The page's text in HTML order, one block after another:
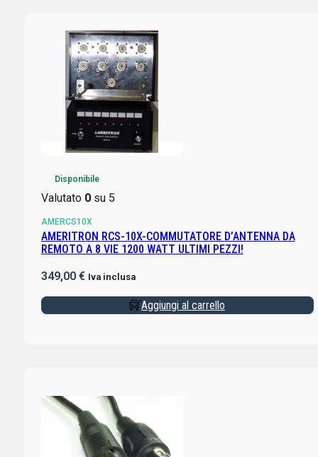
Disponibile
Valutato 0su 5
AMERCS10X
AMERITRON RCS-10X-COMMUTATORE D’ANTENNA DA
REMOTO A 8 VIE 1200 WATT ULTIMI PEZZI!
349,00 € Iva inclusa
Aggiungi al carrello